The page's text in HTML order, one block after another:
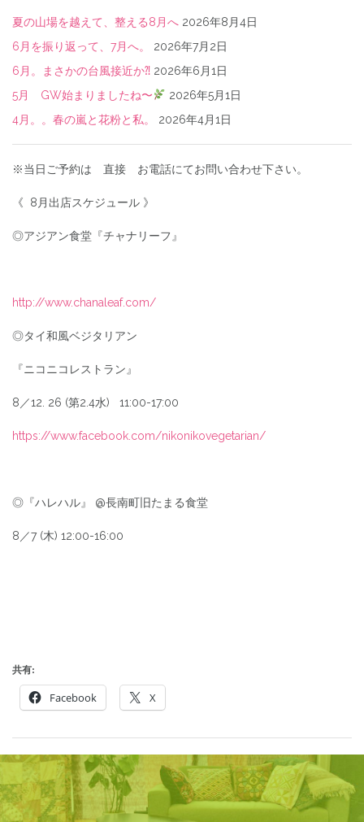
夏の山場を越えて、整える8月へ 2026年8月4日
6月を振り返って、7月へ。
2026年7月2日
6月。まさかの台風接近か⁈ 2026年6月1日
5月 GW始まりましたね〜
2026年5月1日
4月。。春の嵐と花粉と私。
2026年4月1日
※当日ご予約は 直接 お電話にてお問い合わせ下さい。
《 8月出店スケジュール 》
◎アジアン食堂『チャナリーフ』
http://www.chanaleaf.com/
◎タイ和風ベジタリアン
『ニコニコレストラン』
8／12. 26 (第2.4水) 11:00-17:00
https://www.facebook.com/nikonikovegetarian/
◎『ハレハル』 @長南町旧たまる食堂
8／7 (木) 12:00-16:00
共有:
Facebook X